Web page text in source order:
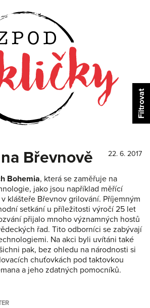
Břevnově 22. 6. 2017
Bohemia, která se zaměřuje na
jako jsou například měřící
klášteře Břevnov grilování. Příjemným
setkání u příležitosti výročí 25 let
přijalo mnoho významných hostů
řad. Tito odborníci se zabývají
Na akci byli uvítáni také
pak, bez ohledu na národnosti si
chuťovkách pod taktovkou
a jeho zdatných pomocníků.